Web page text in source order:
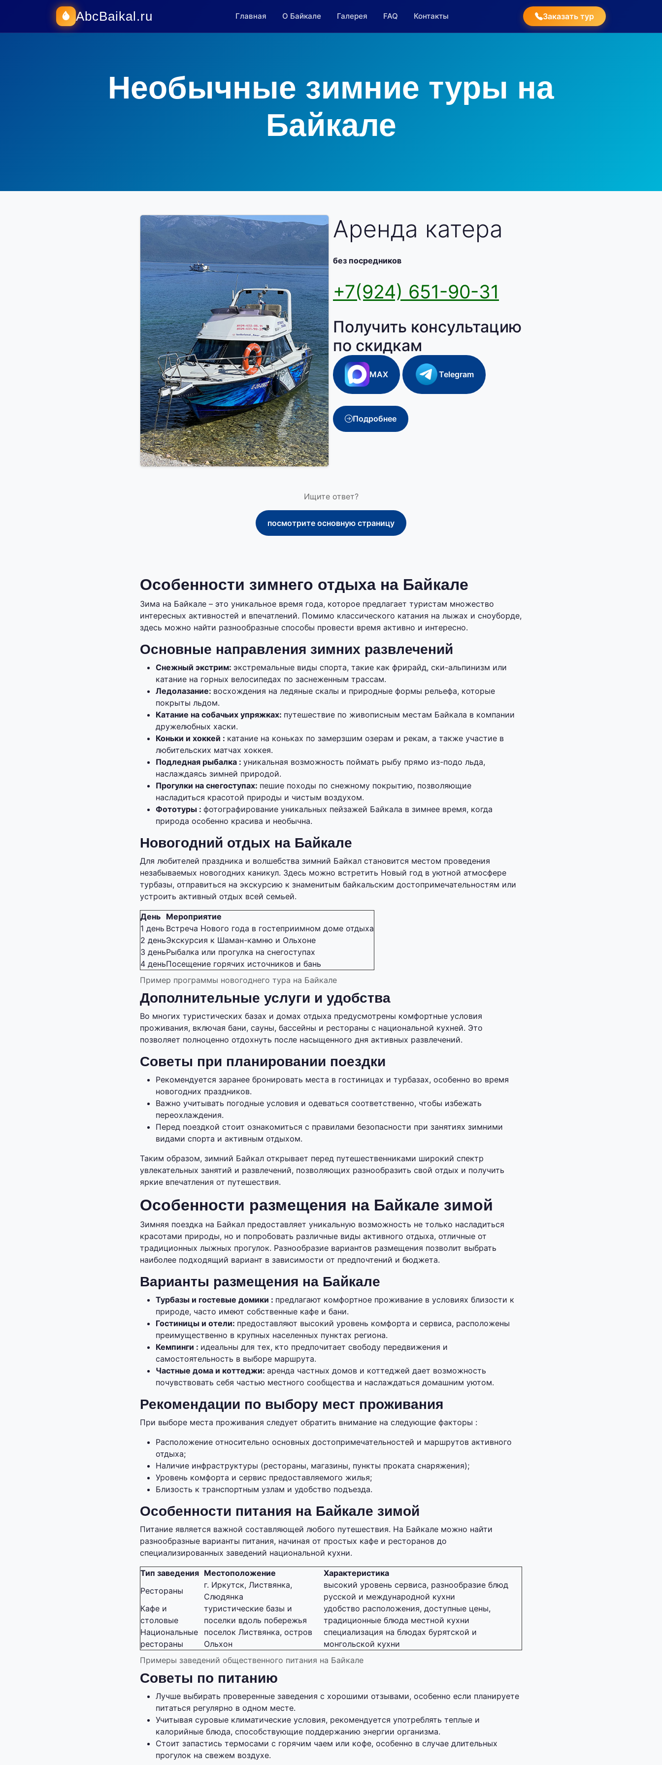
AbcBaikal.ru Главная О Байкале Галерея FAQ Контакты Заказать тур
Необычные зимние туры на
Байкале
Аренда катера
без посредников
+7(924) 651-90-31
Получить консультацию
по скидкам
MAX Telegram
Подробнее
Ищите ответ?
посмотрите основную страницу
Особенности зимнего отдыха на Байкале
Зима на Байкале – это уникальное время года, которое предлагает туристам множество
интересных активностей и впечатлений. Помимо классического катания на лыжах и сноуборде,
здесь можно найти разнообразные способы провести время активно и интересно.
Основные направления зимних развлечений
Снежный экстрим: экстремальные виды спорта, такие как фрирайд, ски-альпинизм или
катание на горных велосипедах по заснеженным трассам.
Ледолазание: восхождения на ледяные скалы и природные формы рельефа, которые
покрыты льдом.
Катание на собачьих упряжках: путешествие по живописным местам Байкала в компании
дружелюбных хаски.
Коньки и хоккей : катание на коньках по замерзшим озерам и рекам, а также участие в
любительских матчах хоккея.
Подледная рыбалка : уникальная возможность поймать рыбу прямо из-подо льда,
наслаждаясь зимней природой.
Прогулки на снегоступах: пешие походы по снежному покрытию, позволяющие
насладиться красотой природы и чистым воздухом.
Фототуры : фотографирование уникальных пейзажей Байкала в зимнее время, когда
природа особенно красива и необычна.
Новогодний отдых на Байкале
Для любителей праздника и волшебства зимний Байкал становится местом проведения
незабываемых новогодних каникул. Здесь можно встретить Новый год в уютной атмосфере
турбазы, отправиться на экскурсию к знаменитым байкальским достопримечательностям или
устроить активный отдых всей семьей.
Пример программы новогоднего тура на Байкале
День Мероприятие
1 день Встреча Нового года в гостеприимном доме отдыха
2 деньЭкскурсия к Шаман-камню и Ольхоне
3 деньРыбалка или прогулка на снегоступах
4 деньПосещение горячих источников и бань
Дополнительные услуги и удобства
Во многих туристических базах и домах отдыха предусмотрены комфортные условия
проживания, включая бани, сауны, бассейны и рестораны с национальной кухней. Это
позволяет полноценно отдохнуть после насыщенного дня активных развлечений.
Советы при планировании поездки
Рекомендуется заранее бронировать места в гостиницах и турбазах, особенно во время
новогодних праздников.
Важно учитывать погодные условия и одеваться соответственно, чтобы избежать
переохлаждения.
Перед поездкой стоит ознакомиться с правилами безопасности при занятиях зимними
видами спорта и активным отдыхом.
Таким образом, зимний Байкал открывает перед путешественниками широкий спектр
увлекательных занятий и развлечений, позволяющих разнообразить свой отдых и получить
яркие впечатления от путешествия.
Особенности размещения на Байкале зимой
Зимняя поездка на Байкал предоставляет уникальную возможность не только насладиться
красотами природы, но и попробовать различные виды активного отдыха, отличные от
традиционных лыжных прогулок. Разнообразие вариантов размещения позволит выбрать
наиболее подходящий вариант в зависимости от предпочтений и бюджета.
Варианты размещения на Байкале
Турбазы и гостевые домики : предлагают комфортное проживание в условиях близости к
природе, часто имеют собственные кафе и бани.
Гостиницы и отели: предоставляют высокий уровень комфорта и сервиса, расположены
преимущественно в крупных населенных пунктах региона.
Кемпинги : идеальны для тех, кто предпочитает свободу передвижения и
самостоятельность в выборе маршрута.
Частные дома и коттеджи: аренда частных домов и коттеджей дает возможность
почувствовать себя частью местного сообщества и наслаждаться домашним уютом.
Рекомендации по выбору мест проживания
При выборе места проживания следует обратить внимание на следующие факторы :
Расположение относительно основных достопримечательностей и маршрутов активного
отдыха;
Наличие инфраструктуры (рестораны, магазины, пункты проката снаряжения);
Уровень комфорта и сервис предоставляемого жилья;
Близость к транспортным узлам и удобство подъезда.
Особенности питания на Байкале зимой
Питание является важной составляющей любого путешествия. На Байкале можно найти
разнообразные варианты питания, начиная от простых кафе и ресторанов до
специализированных заведений национальной кухни.
Примеры заведений общественного питания на Байкале
Тип заведения Местоположение
Характеристика
Рестораны
г. Иркутск, Листвянка,
Слюдянка
высокий уровень сервиса, разнообразие блюд
русской и международной кухни
Кафе и
столовые
туристические базы и
поселки вдоль побережья
удобство расположения, доступные цены,
традиционные блюда местной кухни
Национальные
рестораны
поселок Листвянка, остров
Ольхон
специализация на блюдах бурятской и
монгольской кухни
Советы по питанию
Лучше выбирать проверенные заведения с хорошими отзывами, особенно если планируете
питаться регулярно в одном месте.
Учитывая суровые климатические условия, рекомендуется употреблять теплые и
калорийные блюда, способствующие поддержанию энергии организма.
Стоит запастись термосами с горячим чаем или кофе, особенно в случае длительных
прогулок на свежем воздухе.